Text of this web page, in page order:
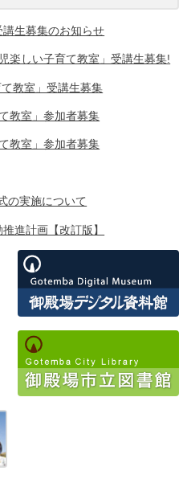
生募集のお知らせ
楽しい子育て教室」受講生募集!
教室」受講生募集
教室」参加者募集
教室」参加者募集
の実施について
進計画【改訂版】